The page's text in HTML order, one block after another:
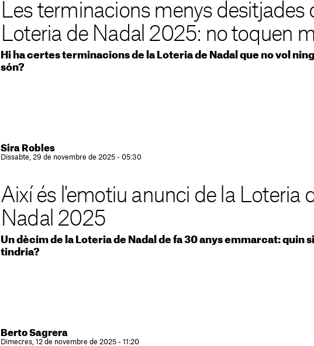
Les terminacions menys desitjades
Loteria de Nadal 2025: no toquen
Hi ha certes terminacions de la Loteria de Nadal que no vol
són?
Sira Robles
Dissabte, 29 de novembre de 2025 - 05:30
Així és l'emotiu anunci de la Loteria
Nadal 2025
Un dècim de la Loteria de Nadal de fa 30 anys emmarcat: quin
tindria?
Berto Sagrera
Dimecres, 12 de novembre de 2025 - 11:20